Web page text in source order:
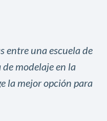
entre una escuela de
modelaje en la
la mejor opción para